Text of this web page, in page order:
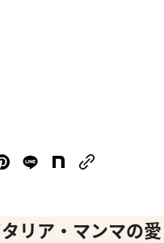
リア・マンマの愛